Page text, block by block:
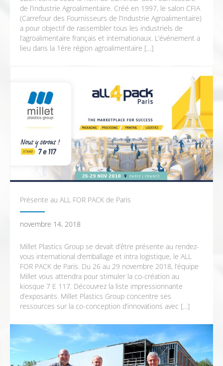
de l’Industrie Agroalimentaire. Créé en 1997, le salon CFIA
(Carrefour des Fournisseurs de l’Industrie Agroalimentaire)
a pour objectif de rassembler tous les industriels de
l’agroalimentaire français et internationaux. L’événement a
lieu dans la 1ère région agroalimentaire […]
Présente au ALL FOR PACK de Paris
novembre 14, 2018
Millet Plastics Group se devait d’être présente au rendez-
vous international d’emballage et intra logistique, le ALL
FOR PACK de Paris. Du 26 au 29 novembre 2018, l’équipe
Millet vous attendra pour stimuler la co-création au
kiosque 7 E 117. Découvrez la liste impressionnante
d’exposants. Millet Plastics Group concentre ses
ressources sur la co-conception d’innovations avec […]